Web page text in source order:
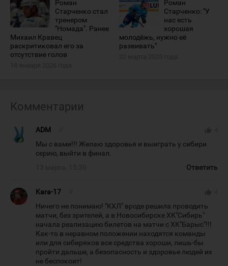
Роман
Старченко стал
тренером
"Номада". Ранее
Михаил Кравец
раскритиковал его за
отсутствие голов
Роман
Старченко: "У
нас есть
хорошая
молодёжь, нужно её
развивать"
Комментарии
ADM
Мы с вами!!! Желаю здоровья и выиграть у сибири
серию, выйти в финал.
Ответить
Kara-17
Ничего не понимаю! "КХЛ" вроде решила проводить
матчи, без зрителей, а в Новосибирске ХК"Сибирь"
начала реализацию билетов на матчи с ХК"Барыс"!!!
Как-то в неравном положении находятся команды
или для сибиряков все средства хороши, лишь-бы
пройти дальше, а безопасность и здоровье людей их
не беспокоит!